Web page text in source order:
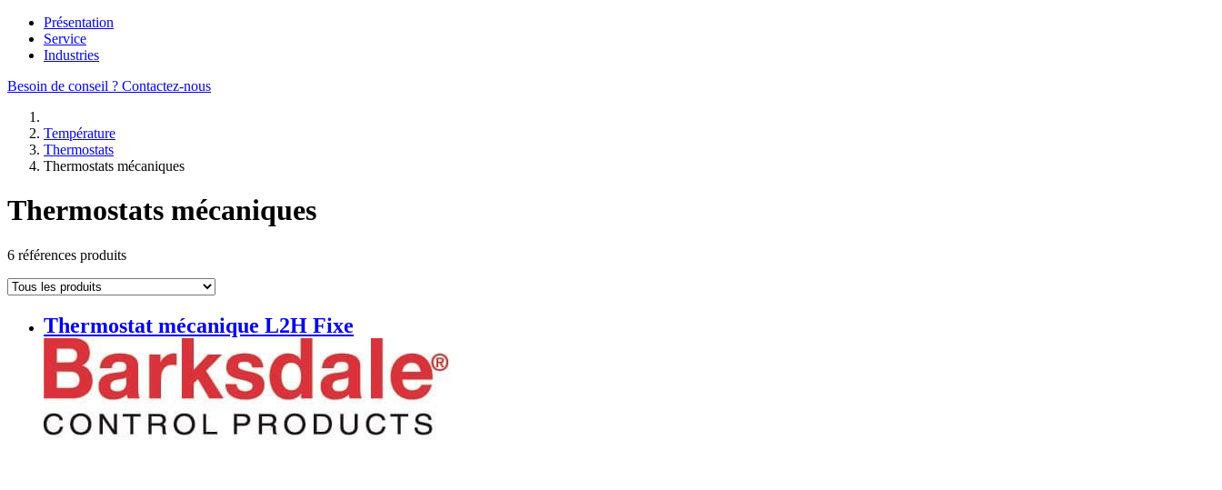
Présentation
Service
Industries
Besoin de conseil ? Contactez-nous
Température
Thermostats
Thermostats mécaniques
Thermostats mécaniques
6 références produits
Thermostat mécanique L2H Fixe